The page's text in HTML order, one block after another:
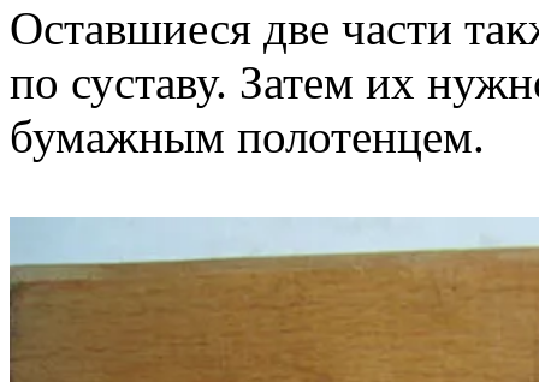
Оставшиеся две части
по суставу. Затем их
бумажным полотенцем.